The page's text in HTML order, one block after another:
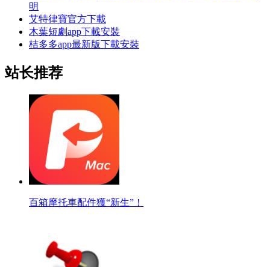
明
艾特律寶官方下載
木葉短劇app下載安裝
桔多多app最新版下載安裝
站长推荐
百箱摩托車配件獲“新生”！